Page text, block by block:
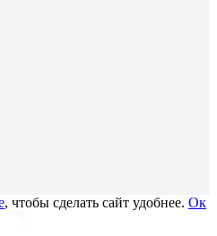
, чтобы сделать сайт удобнее. Ок